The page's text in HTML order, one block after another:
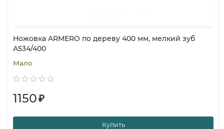
Ножовка ARMERO по дереву 400 мм, мелкий зуб
A534/400
Мало
1150₽
Купить